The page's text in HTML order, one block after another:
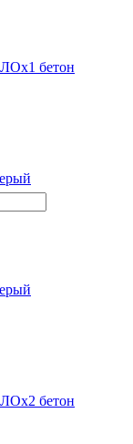
бетон
бетон